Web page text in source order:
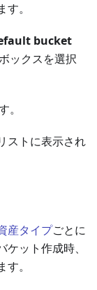
。
bucket
ックスを選択
。
ストに表示され
産タイプごとに
ット作成時、
。